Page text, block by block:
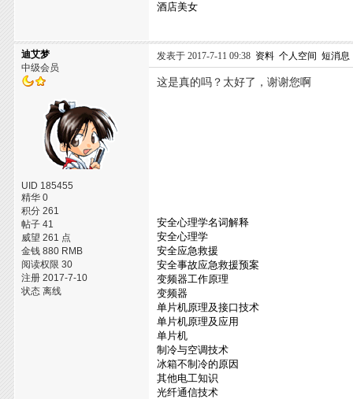
酒店美女
迪艾梦
中级会员
UID 185455
精华 0
积分 261
帖子 41
威望 261 点
金钱 880 RMB
阅读权限 30
注册 2017-7-10
状态 离线
发表于 2017-7-11 09:38 资料 个人空间 短消息
这是真的吗？太好了，谢谢您啊
安全心理学名词解释
安全心理学
安全应急救援
安全事故应急救援预案
变频器工作原理
变频器
单片机原理及接口技术
单片机原理及应用
单片机
制冷与空调技术
冰箱不制冷的原因
其他电工知识
光纤通信技术